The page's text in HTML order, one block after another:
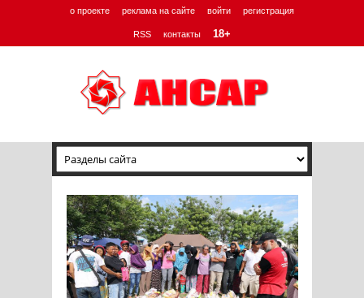
о проекте реклама на сайте войти регистрация
RSS контакты 18+